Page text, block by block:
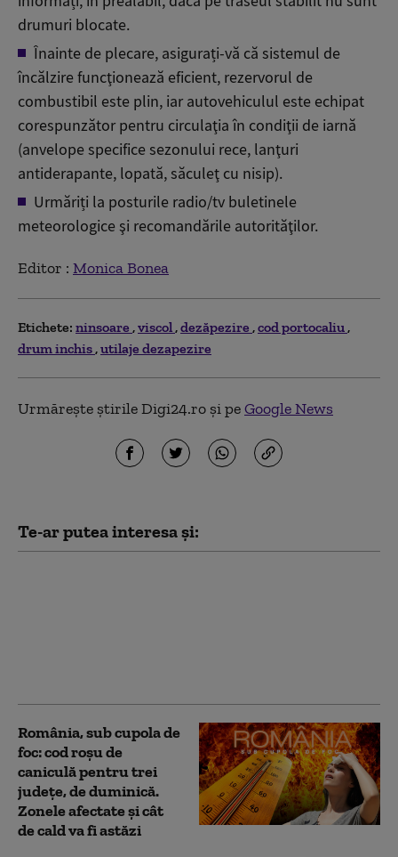
drumuri blocate.
Înainte de plecare, asigurați-vă că sistemul de
încălzire funcţionează eficient, rezervorul de
combustibil este plin, iar autovehiculul este echipat
corespunzător pentru circulaţia în condiţii de iarnă
(anvelope specifice sezonului rece, lanţuri
antiderapante, lopată, săculeţ cu nisip).
Urmăriți la posturile radio/tv buletinele
meteorologice şi recomandările autorităţilor.
Editor : Monica Bonea
Etichete: ninsoare viscol dezăpezire cod portocaliu
drum inchis utilaje dezapezire
Urmărește știrile Digi24.ro și peGoogle News
Te-ar putea interesa și:
România, sub cupola de
foc: cod roșu de
caniculă pentru trei
județe, de duminică.
Zonele afectate și cât
de cald va fi astăzi